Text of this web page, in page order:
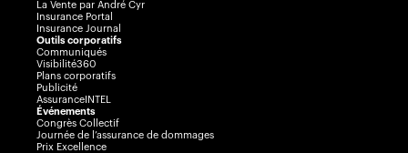
La Vente par André Cyr
Insurance Portal
Insurance Journal
Outils corporatifs
Communiqués
Visibilité360
Plans corporatifs
Publicité
AssuranceINTEL
Événements
Congrès Collectif
Journée de l’assurance de dommages
Prix Excellence